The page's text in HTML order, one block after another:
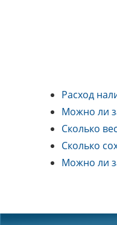
Расход
Можно ли
Сколько
Сколько
Можно ли